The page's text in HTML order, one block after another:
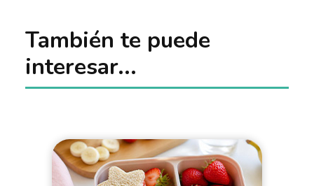
También te puede
interesar...